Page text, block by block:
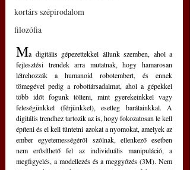
kortárs szépirodalom
filozófia
Ma digitális gépezettekkel állunk szemben, ahol a
fejlesztési trendek arra mutatnak, hogy hamarosan
létrehozzák a humanoid robotembert, és ennek
tömegével pedig a robottársadalmat, ahol a gépekkel
több időt fogunk tölteni, mint gyerekeinkkel vagy
feleségünkkel (férjünkkel), esetleg barátainkkal. A
digitális trendhez tartozik az is, hogy fokozatosan le kell
építeni és el kell tüntetni azokat a nyomokat, amelyek az
ember egyetemességéről szólnak, ellenkező esetben
nem erősíthető fel az individuális manipuláció, a
megfigyelés, a modellezés és a meggyőzés (3M). Nem